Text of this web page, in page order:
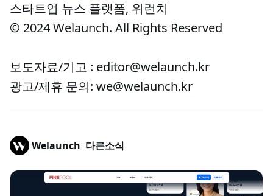
스타트업 뉴스 플랫폼, 위런치
© 2024 Welaunch. All Rights Reserved
보도자료/기고 : editor@welaunch.kr
광고/제휴 문의: we@welaunch.kr
Welaunch 다른소식